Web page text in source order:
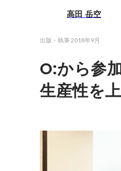
高田 岳空
出版・執筆2018年9月
O:から参
生産性を